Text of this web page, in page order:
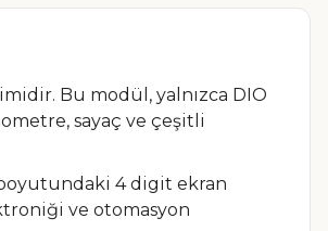
Bu modül, yalnızca DIO
sayaç ve çeşitli
4 digit ekran
ve otomasyon